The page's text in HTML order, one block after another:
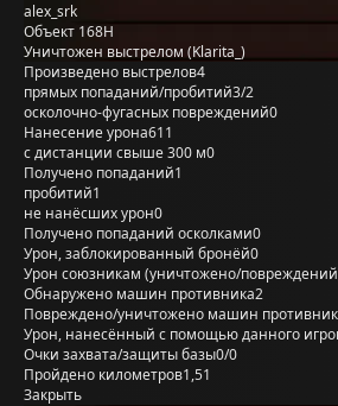
alex_srk
Объект 168Н
Уничтожен выстрелом (Klarita_)
Произведено выстрелов4
прямых попаданий/пробитий3/2
осколочно-фугасных повреждений0
Нанесение урона611
с дистанции свыше 300 м0
Получено попаданий1
пробитий1
не нанёсших урон0
Получено попаданий осколками0
Урон, заблокированный бронёй0
Урон союзникам (уничтожено/
Обнаружено машин противника2
Повреждено/уничтожено машин
Урон, нанесённый с помощью данного
Очки захвата/защиты базы0/0
Пройдено километров1,51
Закрыть